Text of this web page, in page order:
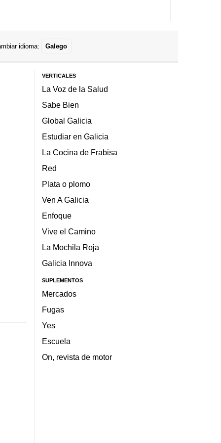
idioma: Galego
VERTICALES
La Voz de la Salud
Sabe Bien
Global Galicia
Estudiar en Galicia
La Cocina de Frabisa
Red
Plata o plomo
Ven A Galicia
Enfoque
Vive el Camino
La Mochila Roja
Galicia Innova
SUPLEMENTOS
Mercados
Fugas
Yes
Escuela
On, revista de motor